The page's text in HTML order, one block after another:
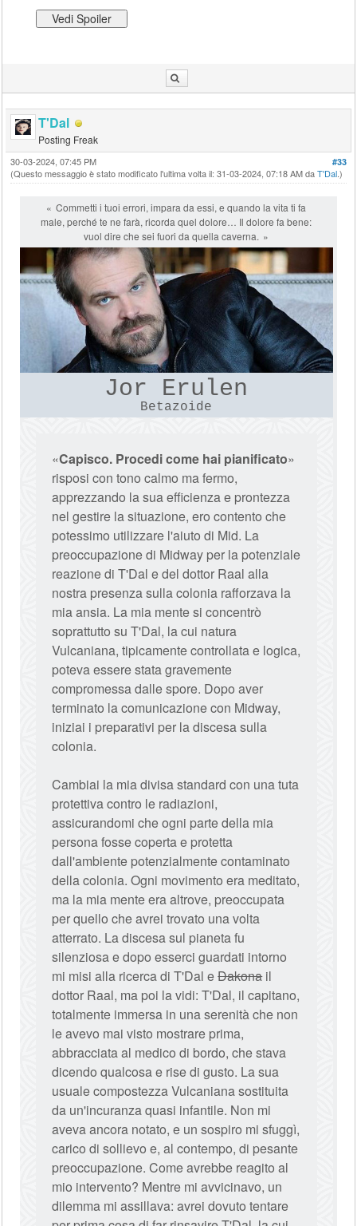
T'Dal
Posting Freak
#33
30-03-2024, 07:45 PM
(Questo messaggio è stato modificato l'ultima volta il: 31-03-2024, 07:18 AM daT'Dal.)
Commetti i tuoi errori, impara da essi, e quando la vita ti fa
male, perché te ne farà, ricorda quel dolore… Il dolore fa bene:
vuol dire che sei fuori da quella caverna.
Jor Erulen
Betazoide
«Capisco. Procedi come hai pianificato»
risposi con tono calmo ma fermo,
apprezzando la sua efficienza e prontezza
nel gestire la situazione, ero contento che
potessimo utilizzare l'aiuto di Mid. La
preoccupazione di Midway per la potenziale
reazione di T'Dal e del dottor Raal alla
nostra presenza sulla colonia rafforzava la
mia ansia. La mia mente si concentrò
soprattutto su T'Dal, la cui natura
Vulcaniana, tipicamente controllata e logica,
poteva essere stata gravemente
compromessa dalle spore. Dopo aver
terminato la comunicazione con Midway,
iniziai i preparativi per la discesa sulla
colonia.
Cambiai la mia divisa standard con una tuta
protettiva contro le radiazioni,
assicurandomi che ogni parte della mia
persona fosse coperta e protetta
dall'ambiente potenzialmente contaminato
della colonia. Ogni movimento era meditato,
ma la mia mente era altrove, preoccupata
per quello che avrei trovato una volta
atterrato. La discesa sul pianeta fu
silenziosa e dopo esserci guardati intorno
mi misi alla ricerca di T'Dal eDakonail
dottor Raal, ma poi la vidi: T'Dal, il capitano,
totalmente immersa in una serenità che non
le avevo mai visto mostrare prima,
abbracciata al medico di bordo, che stava
dicendo qualcosa e rise di gusto. La sua
usuale compostezza Vulcaniana sostituita
da un'incuranza quasi infantile. Non mi
aveva ancora notato, e un sospiro mi sfuggì,
carico di sollievo e, al contempo, di pesante
preoccupazione. Come avrebbe reagito al
mio intervento? Mentre mi avvicinavo, un
dilemma mi assillava: avrei dovuto tentare